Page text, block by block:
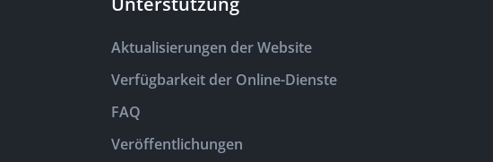
Aktualisierungen der Website
Verfügbarkeit der Online-Dienste
FAQ
Veröffentlichungen